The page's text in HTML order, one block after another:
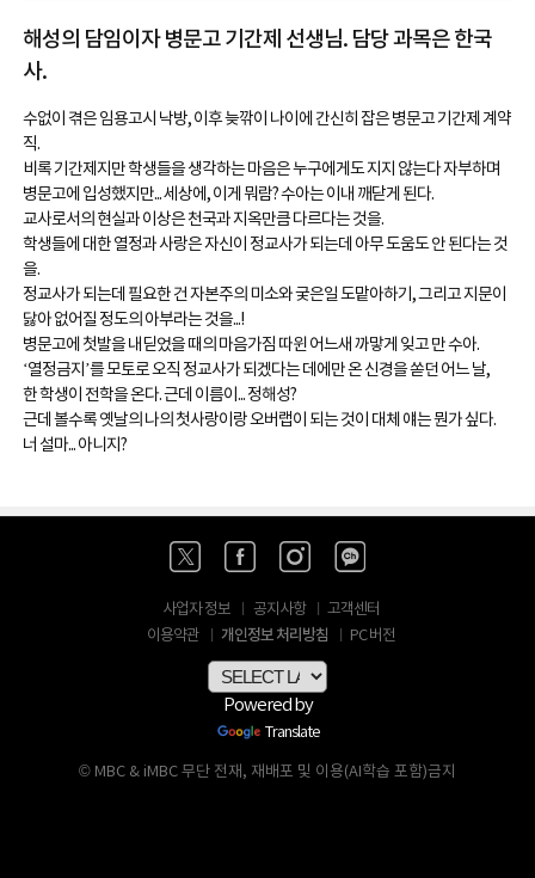
해성의 담임이자 병문고 기간제 선생님. 담당 과목은 한국
사.
수없이 겪은 임용고시 낙방, 이후 늦깎이 나이에 간신히 잡은 병문고 기간제 계약
직.
비록 기간제지만 학생들을 생각하는 마음은 누구에게도 지지 않는다 자부하며
병문고에 입성했지만... 세상에, 이게 뭐람? 수아는 이내 깨닫게 된다.
교사로서의 현실과 이상은 천국과 지옥만큼 다르다는 것을.
학생들에 대한 열정과 사랑은 자신이 정교사가 되는데 아무 도움도 안 된다는 것
을.
정교사가 되는데 필요한 건 자본주의 미소와 궂은일 도맡아하기, 그리고 지문이
닳아 없어질 정도의 아부라는 것을...!
병문고에 첫발을 내딛었을 때의 마음가짐 따윈 어느새 까맣게 잊고 만 수아.
‘열정금지’를 모토로 오직 정교사가 되겠다는 데에만 온 신경을 쏟던 어느 날,
한 학생이 전학을 온다. 근데 이름이... 정해성?
근데 볼수록 옛날의 나의 첫사랑이랑 오버랩이 되는 것이 대체 얘는 뭔가 싶다.
너 설마... 아니지?
사업자 정보 공지사항
고객센터
이용약관
개인정보 처리방침 PC 버전
Powered by
Translate
© MBC & iMBC 무단 전재, 재배포 및 이용(AI학습 포함)금지